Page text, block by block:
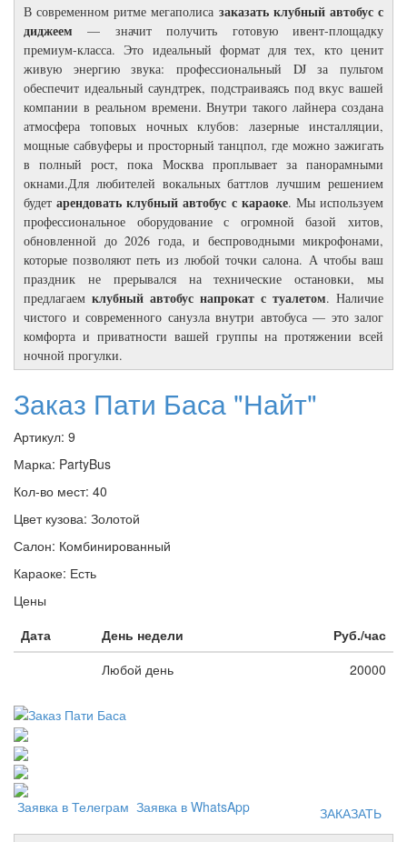
В современном ритме мегаполиса заказать клубный автобус с
диджеем — значит получить готовую ивент-площадку
премиум-класса. Это идеальный формат для тех, кто ценит
живую энергию звука: профессиональный DJ за пультом
обеспечит идеальный саундтрек, подстраиваясь под вкус вашей
компании в реальном времени. Внутри такого лайнера создана
атмосфера топовых ночных клубов: лазерные инсталляции,
мощные сабвуферы и просторный танцпол, где можно зажигать
в полный рост, пока Москва проплывает за панорамными
окнами.Для любителей вокальных баттлов лучшим решением
будетарендовать клубный автобус с караоке. Мы используем
профессиональное оборудование с огромной базой хитов,
обновленной до 2026 года, и беспроводными микрофонами,
которые позволяют петь из любой точки салона. А чтобы ваш
праздник не прерывался на технические остановки, мы
предлагаем клубный автобус напрокат с туалетом. Наличие
чистого и современного санузла внутри автобуса — это залог
комфорта и приватности вашей группы на протяжении всей
ночной прогулки.
Заказ Пати Баса "Найт"
Артикул: 9
Марка: PartyBus
Кол-во мест: 40
Цвет кузова: Золотой
Салон: Комбинированный
Караоке: Есть
Цены
Дата
День недели
Руб./час
Любой день
20000
Заявка в Телеграм Заявка в WhatsApp ЗАКАЗАТЬ